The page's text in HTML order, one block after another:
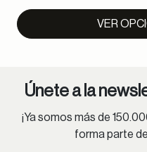
VER
Únete a la
¡Ya somos más de
forma parte